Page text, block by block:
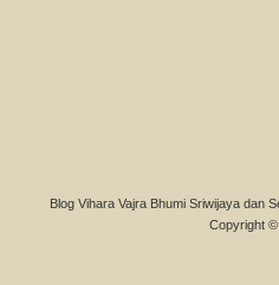
Blog Vihara Vajra Bhumi Sriwijaya dan
Copyright ©